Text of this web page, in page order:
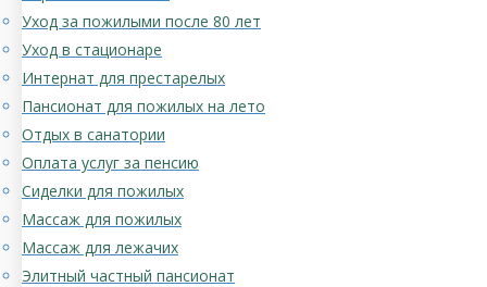
Уход за пожилыми после 80 лет
Уход в стационаре
Интернат для престарелых
Пансионат для пожилых на лето
Отдых в санатории
Оплата услуг за пенсию
Сиделки для пожилых
Массаж для пожилых
Массаж для лежачих
Элитный частный пансионат